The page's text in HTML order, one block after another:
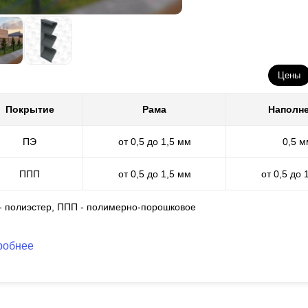
вариант декоративного покрытия - это полимерно-
Для ее осуществления в нашей компании оборудован
покрытие, поэтому весь спектр наших
в технологическом процессе. Множество расцветок и
окраску мы можем нанести толщиной от 60 до 100
Цены
Покрытие Рама
ПЭ от 0,5 до 1,5 мм 0,5
ППП от 0,5 до 1,5 мм от 0,5 до
полиэстер, ППП - полимерно-порошковое